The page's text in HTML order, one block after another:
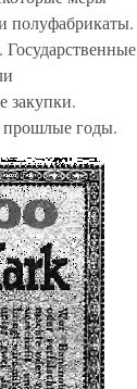
полуфабрикаты.
закупки.
прошлые годы.